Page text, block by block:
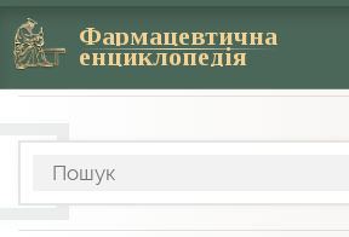
Фармацевтична
енциклопедія